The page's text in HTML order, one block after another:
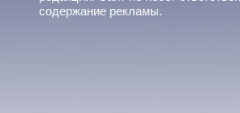
содержание рекламы.